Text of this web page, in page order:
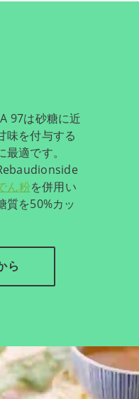
97は砂糖に近
味を付与する
適です。
ん粉を併用い
質を50%カッ
ら